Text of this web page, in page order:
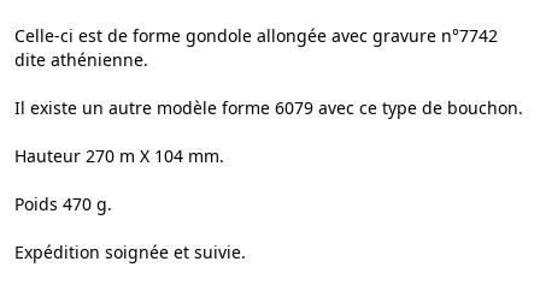
Celle-ci est de forme gondole allongée avec gravure n°7742
dite athénienne.
Il existe un autre modèle forme 6079 avec ce type de bouchon.
Hauteur 270 m X 104 mm.
Poids 470 g.
Expédition soignée et suivie.